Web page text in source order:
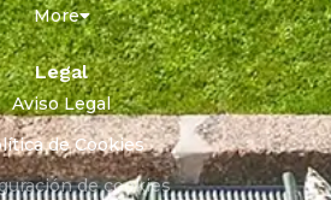
More
Legal
Aviso Legal
de Cookies
de cookies